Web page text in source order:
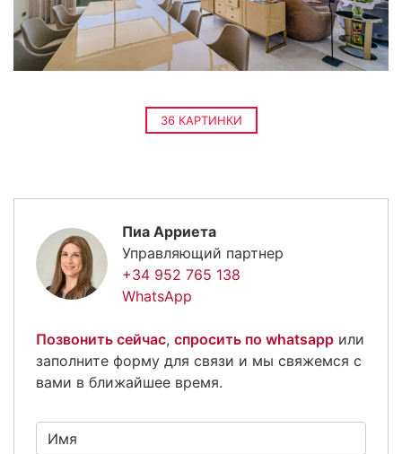
36 КАРТИНКИ
Пиа Арриета
Управляющий партнер
+34 952 765 138
WhatsApp
Позвонить сейчас, спросить по whatsapp или
заполните форму для связи и мы свяжемся с
вами в ближайшее время.